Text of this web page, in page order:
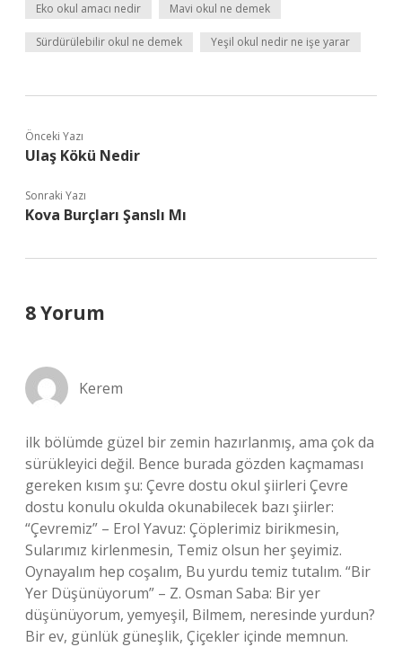
Eko okul amacı nedir Mavi okul ne demek
Sürdürülebilir okul ne demek Yeşil okul nedir ne işe yarar
Önceki Yazı
Ulaş Kökü Nedir
Sonraki Yazı
Kova Burçları Şanslı Mı
8 Yorum
Kerem
ilk bölümde güzel bir zemin hazırlanmış, ama çok da
sürükleyici değil. Bence burada gözden kaçmaması
gereken kısım şu: Çevre dostu okul şiirleri Çevre
dostu konulu okulda okunabilecek bazı şiirler:
“Çevremiz” – Erol Yavuz: Çöplerimiz birikmesin,
Sularımız kirlenmesin, Temiz olsun her şeyimiz.
Oynayalım hep coşalım, Bu yurdu temiz tutalım. “Bir
Yer Düşünüyorum” – Z. Osman Saba: Bir yer
düşünüyorum, yemyeşil, Bilmem, neresinde yurdun?
Bir ev, günlük güneşlik, Çiçekler içinde memnun.